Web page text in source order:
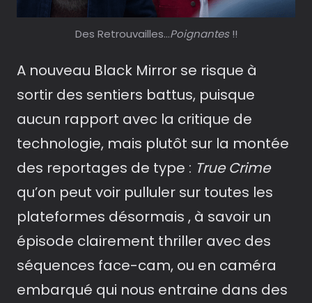
Des Retrouvailles…Poignantes!!
A nouveau Black Mirror se risque à
sortir des sentiers battus, puisque
aucun rapport avec la critique de
technologie, mais plutôt sur la montée
des reportages de type : True Crime
qu’on peut voir pulluler sur toutes les
plateformes désormais , à savoir un
épisode clairement thriller avec des
séquences face-cam, ou en caméra
embarqué qui nous entraine dans des